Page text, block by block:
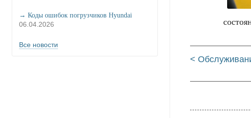
→ Коды ошибок погрузчиков Hyundai
06.04.2026
Все новости
<